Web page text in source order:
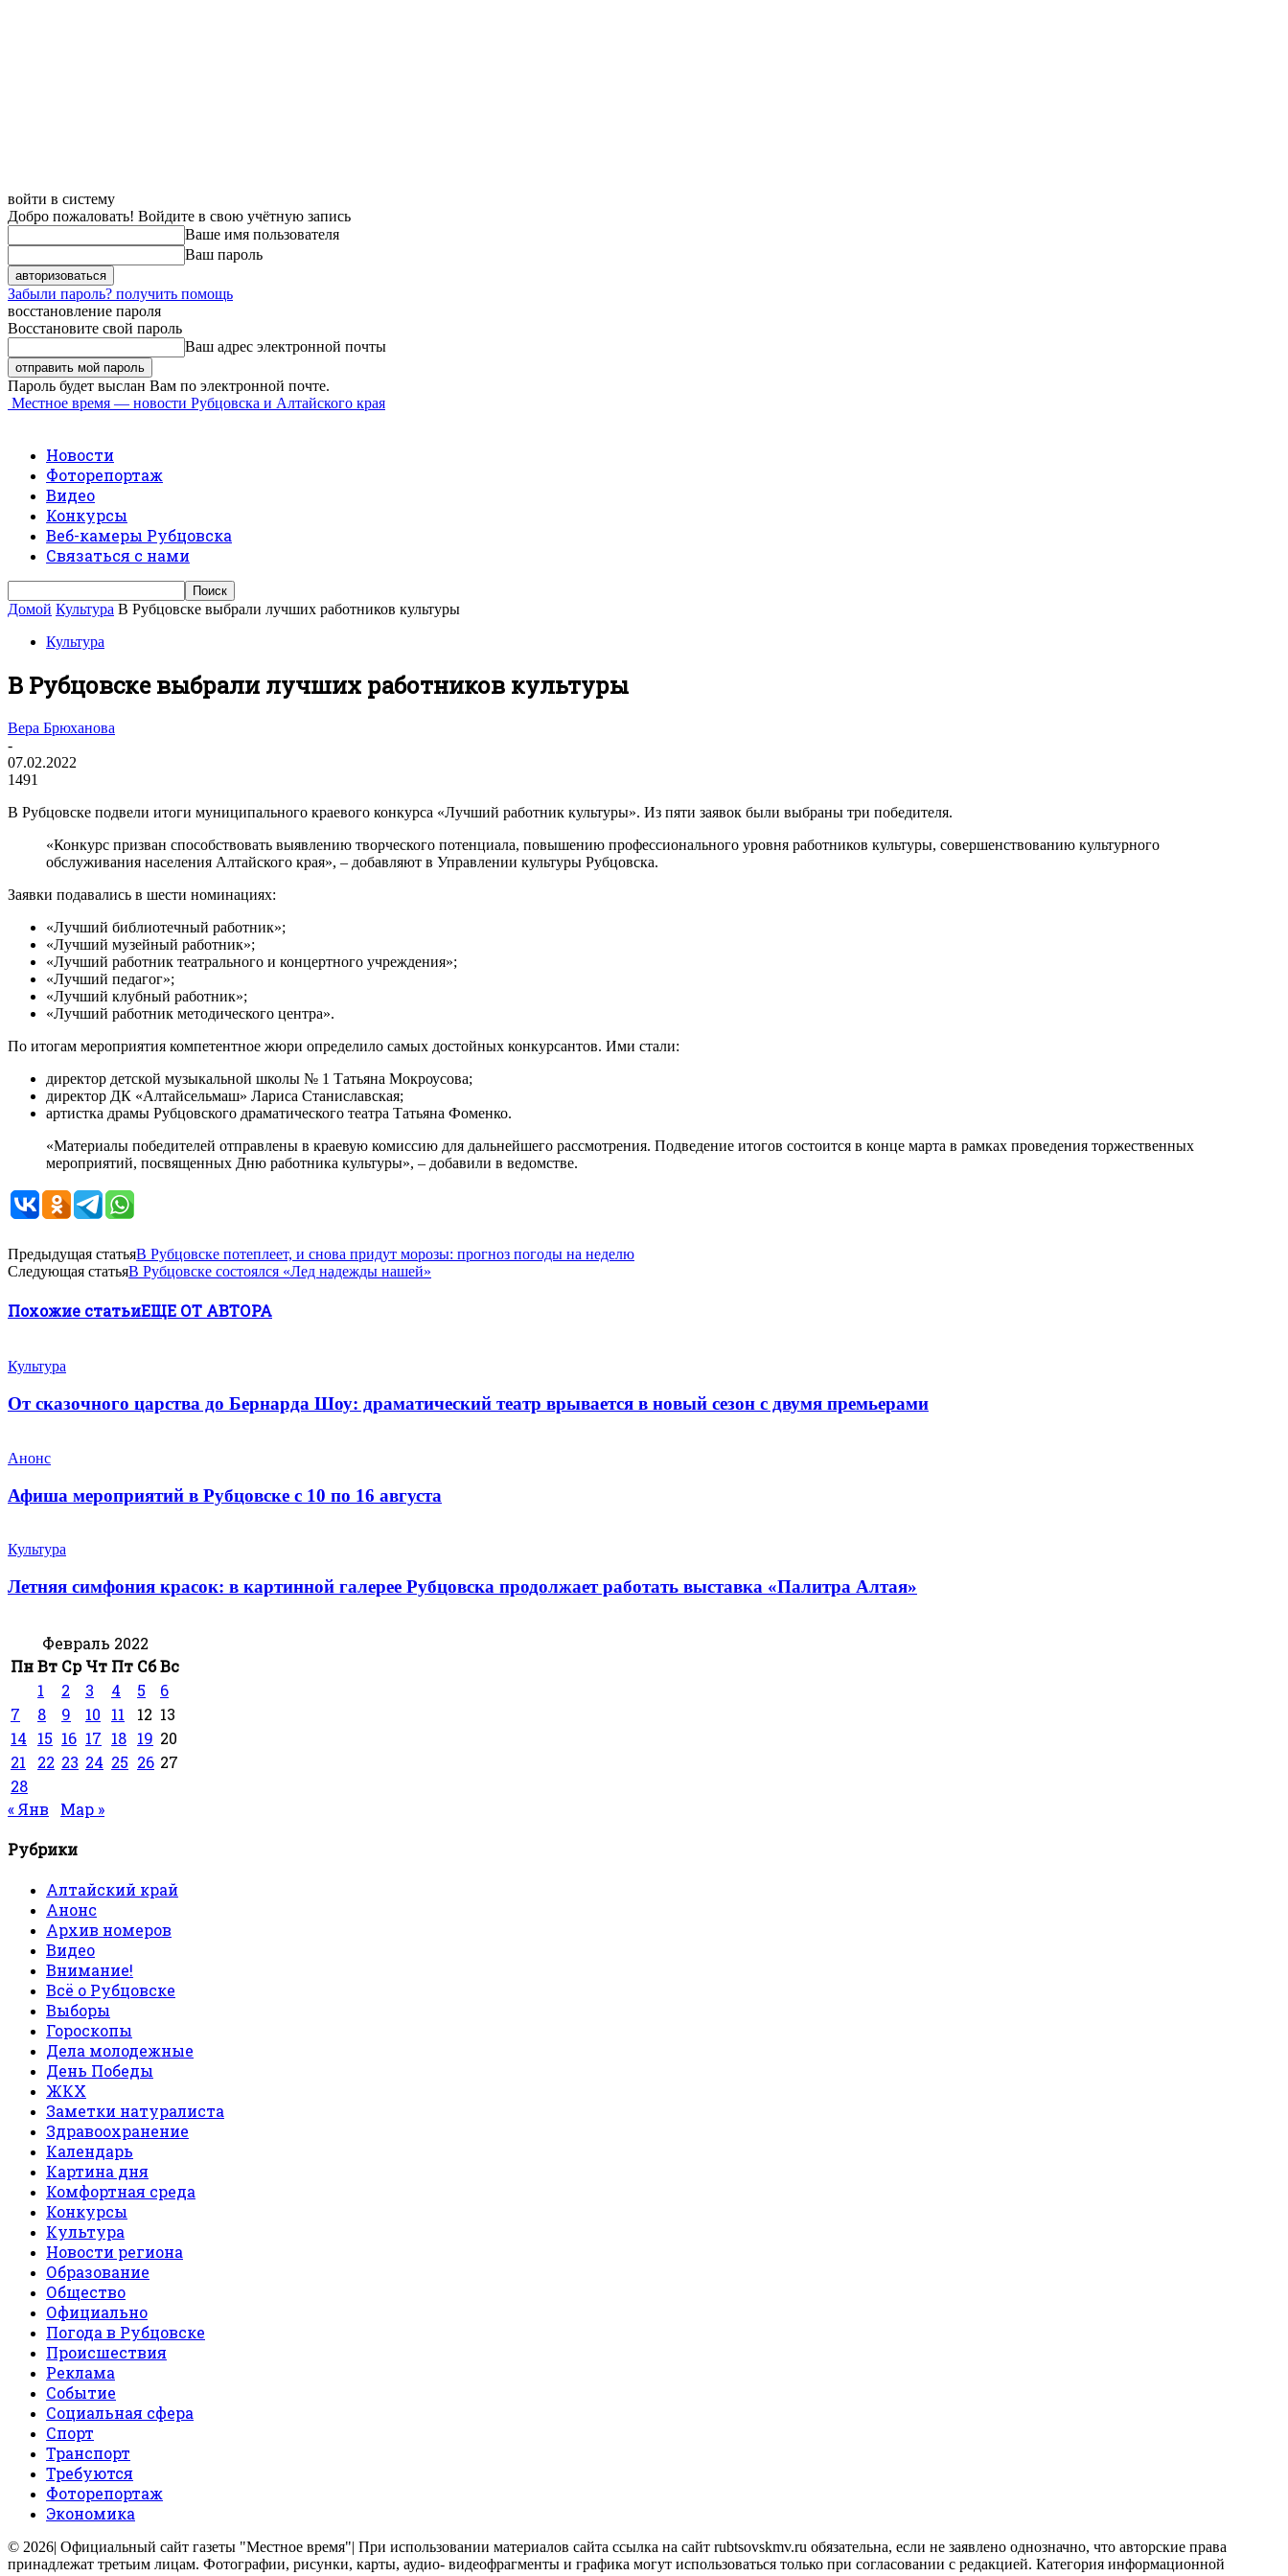
войти в систему
Добро пожаловать! Войдите в свою учётную запись
Ваше имя пользователя
Ваш пароль
Забыли пароль? получить помощь
восстановление пароля
Восстановите свой пароль
Ваш адрес электронной почты
Пароль будет выслан Вам по электронной почте.
Местное время — новости Рубцовска и Алтайского края
Новости
Фоторепортаж
Видео
Конкурсы
Веб-камеры Рубцовска
Связаться с нами
Домой Культура В Рубцовске выбрали лучших работников культуры
Культура
В Рубцовске выбрали лучших работников культуры
Вера Брюханова
-
07.02.2022
1491
В Рубцовске подвели итоги муниципального краевого конкурса «Лучший работник культуры». Из пяти заявок были выбраны три победителя.
«Конкурс призван способствовать выявлению творческого потенциала, повышению профессионального уровня работников культуры, совершенствованию культурного
обслуживания населения Алтайского края», – добавляют в Управлении культуры Рубцовска.
Заявки подавались в шести номинациях:
«Лучший библиотечный работник»;
«Лучший музейный работник»;
«Лучший работник театрального и концертного учреждения»;
«Лучший педагог»;
«Лучший клубный работник»;
«Лучший работник методического центра».
По итогам мероприятия компетентное жюри определило самых достойных конкурсантов. Ими стали:
директор детской музыкальной школы № 1 Татьяна Мокроусова;
директор ДК «Алтайсельмаш» Лариса Станиславская;
артистка драмы Рубцовского драматического театра Татьяна Фоменко.
«Материалы победителей отправлены в краевую комиссию для дальнейшего рассмотрения. Подведение итогов состоится в конце марта в рамках проведения торжественных
мероприятий, посвященных Дню работника культуры», – добавили в ведомстве.
Предыдущая статьяВ Рубцовске потеплеет, и снова придут морозы: прогноз погоды на неделю
Следующая статьяВ Рубцовске состоялся «Лед надежды нашей»
Похожие статьиЕЩЕ ОТ АВТОРА
Культура
От сказочного царства до Бернарда Шоу: драматический театр врывается в новый сезон с двумя премьерами
Анонс
Афиша мероприятий в Рубцовске с 10 по 16 августа
Культура
Летняя симфония красок: в картинной галерее Рубцовска продолжает работать выставка «Палитра Алтая»
Февраль 2022
ПнВт Ср Чт Пт СбВс
1
2 3 4 5
6
7
8 9 10 11 12 13
14
15 16 17 18 19 20
21
22 23 24 25 26 27
28
« Янв
Мар »
Рубрики
Алтайский край
Анонс
Архив номеров
Видео
Внимание!
Всё о Рубцовске
Выборы
Гороскопы
Дела молодежные
День Победы
ЖКХ
Заметки натуралиста
Здравоохранение
Календарь
Картина дня
Комфортная среда
Конкурсы
Культура
Новости региона
Образование
Общество
Официально
Погода в Рубцовске
Происшествия
Реклама
Событие
Социальная сфера
Спорт
Транспорт
Требуются
Фоторепортаж
Экономика
© 2026| Официальный сайт газеты "Местное время"| При использовании материалов сайта ссылка на сайт rubtsovskmv.ru обязательна, если не заявлено однозначно, что авторские права
принадлежат третьим лицам. Фотографии, рисунки, карты, аудио- видеофрагменты и графика могут использоваться только при согласовании с редакцией. Категория информационной